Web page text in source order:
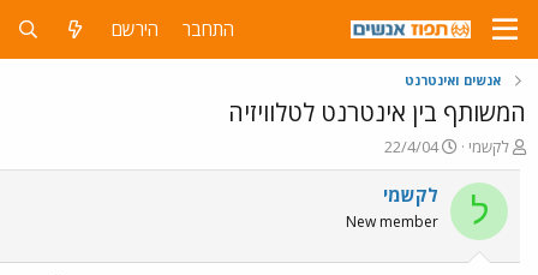
התחבר הירשם
אנשים ואינטרנט
המשותף בין אינטרנט לטלוויזיה
פ
ו
ת
ח
ה
לקשמי
פ
ו
ר
ם
22/4/04
ל לקשמי
New member